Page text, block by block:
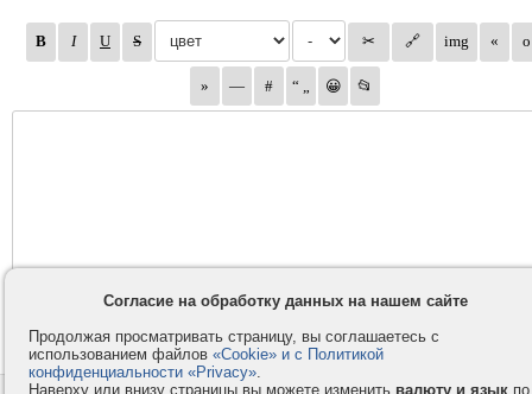
Согласие на обработку данных на нашем сайте
Продолжая просматривать страницу, вы соглашаетесь с
использованием файлов «Cookie» и с Политикой
конфиденциальности «Privacy».
Наверху или внизу страницы вы можете изменить валюту и язык по